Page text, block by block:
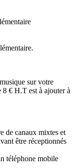
sur votre
8 € H.T est à ajouter à
de canaux mixtes et
être réceptionnés
téléphone mobile